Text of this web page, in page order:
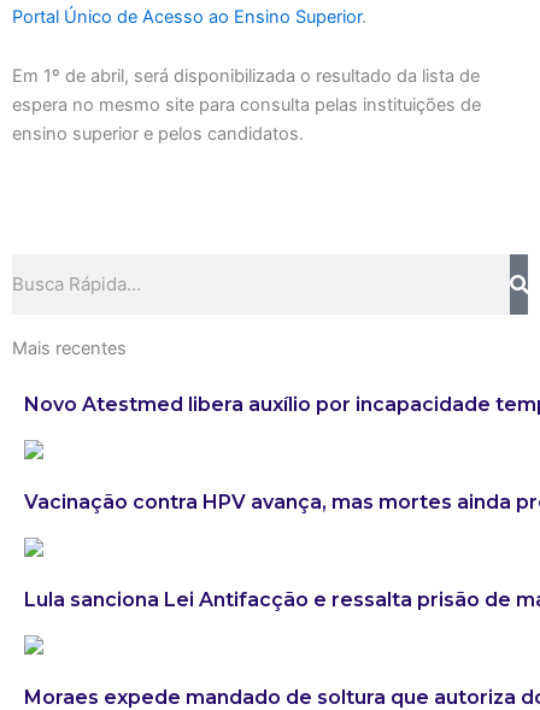
Portal Único de Acesso ao Ensino Superior.
Em 1º de abril, será disponibilizada o resultado da lista de
espera no mesmo site para consulta pelas instituições de
ensino superior e pelos candidatos.
Mais recentes
Novo Atestmed libera auxílio por incapacidade
Vacinação contra HPV avança, mas mortes ainda
Lula sanciona Lei Antifacção e ressalta prisão de
Moraes expede mandado de soltura que autoriza